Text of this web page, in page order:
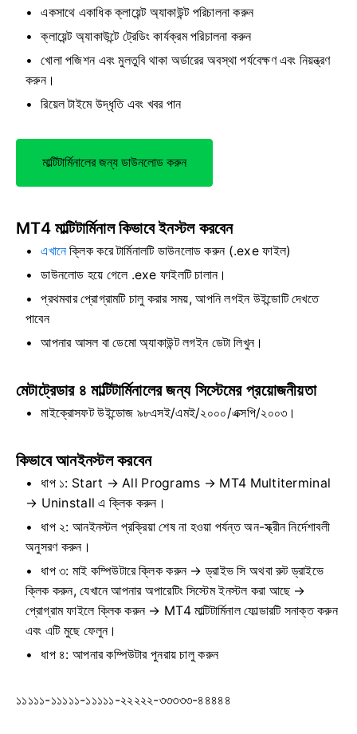
একসাথে একাধিক ক্লায়েন্ট অ্যাকাউন্ট পরিচালনা করুন
ক্লায়েন্ট অ্যাকাউন্টে ট্রেডিং কার্যক্রম পরিচালনা করুন
খোলা পজিশন এবং মুলতুবি থাকা অর্ডারের অবস্থা পর্যবেক্ষণ এবং নিয়ন্ত্রণ
করুন।
রিয়েল টাইমে উদ্ধৃতি এবং খবর পান
মাল্টিটার্মিনালের জন্য ডাউনলোড করুন
MT4 মাল্টিটার্মিনাল কিভাবে ইনস্টল করবেন
এখানেক্লিক করে টার্মিনালটি ডাউনলোড করুন (.exe ফাইল)
ডাউনলোড হয়ে গেলে .exe ফাইলটি চালান।
প্রথমবার প্রোগ্রামটি চালু করার সময়, আপনি লগইন উইন্ডোটি দেখতে
পাবেন
আপনার আসল বা ডেমো অ্যাকাউন্ট লগইন ডেটা লিখুন।
মেটাট্রেডার ৪ মাল্টিটার্মিনালের জন্য সিস্টেমের প্রয়োজনীয়তা
মাইক্রোসফট উইন্ডোজ ৯৮এসই/এমই/২০০০/এক্সপি/২০০৩।
কিভাবে আনইনস্টল করবেন
ধাপ ১: Start → All Programs → MT4 Multiterminal
→ Uninstall এ ক্লিক করুন।
ধাপ ২: আনইনস্টল প্রক্রিয়া শেষ না হওয়া পর্যন্ত অন-স্ক্রীন নির্দেশাবলী
অনুসরণ করুন।
ধাপ ৩: মাই কম্পিউটারে ক্লিক করুন → ড্রাইভ সি অথবা রুট ড্রাইভে
ক্লিক করুন, যেখানে আপনার অপারেটিং সিস্টেম ইনস্টল করা আছে →
প্রোগ্রাম ফাইলে ক্লিক করুন → MT4 মাল্টিটার্মিনাল ফোল্ডারটি সনাক্ত করুন
এবং এটি মুছে ফেলুন।
ধাপ ৪: আপনার কম্পিউটার পুনরায় চালু করুন
১১১১১-১১১১১-১১১১১-২২২২২-৩৩৩৩৩-৪৪৪৪৪